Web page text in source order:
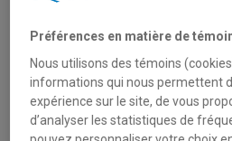
Site web de la
Préférences en matière de
Nous utilisons des témoins
informations qui nous permettent
expérience sur le site, de vous
d’analyser les statistiques de